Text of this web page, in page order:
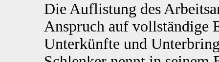
Die Auflistung des
Anspruch auf vollständige
Unterkünfte und